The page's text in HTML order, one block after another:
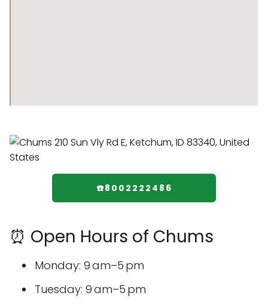
☎️8002222486
⏰ Open Hours of Chums
Monday: 9 am–5 pm
Tuesday: 9 am–5 pm